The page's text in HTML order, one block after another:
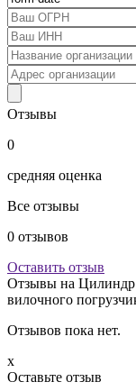
Отзывы
0
средняя оценка
Все отзывы
0 отзывов
Оставить отзыв
Отзывы на Цилиндр
вилочного
Отзывов пока нет.
x
Оставьте отзыв